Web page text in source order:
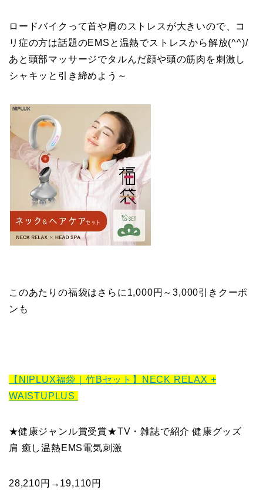
ロードバイクって首や肩のストレスが大きいので、コ
リ症の方は話題のEMSと温熱でストレスから解放(^^)/
あと頭部マッサージでタルんだ顔や頭の筋肉を刺激し
シャキッと引き締めよう～
このあたりの福袋はさらに1,000円～3,000引きクーポ
ンも
【NIPLUX福袋｜竹Bセット】NECK RELAX +
WAISTUPLUS
★健康ジャンル賞受賞★TV・雑誌で紹介 健康グッズ
肩 癒し温熱EMS電気刺激
28,210円→19,110円